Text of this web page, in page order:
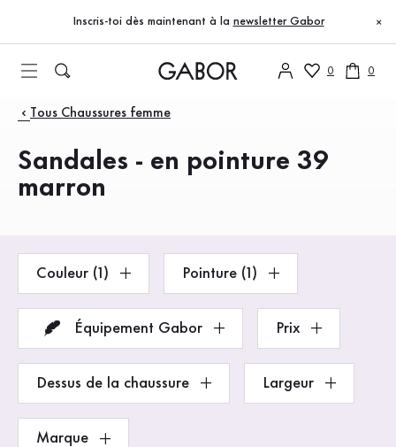
Accéder au contenu principal
Accéder à la table des matières
Accéder à la navigation principale
Inscris-toi dès maintenant à la newsletter Gabor ×
0 0
Produits
Tous Chaussures femme
Sandales - en pointure 39
marron
Couleur (1) Pointure (1)
Équipement Gabor Prix
Dessus de la chaussure Largeur
Marque